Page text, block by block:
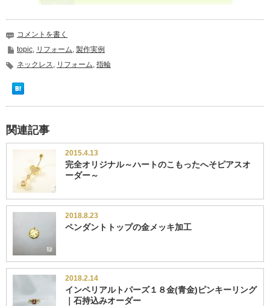
コメントを書く
topic リフォーム 製作実例
ネックレス
リフォーム 指輪
関連記事
2015.4.13
完全オリジナル～ハートのこもったへそピアスオ
ーダー～
2018.8.23
ペンダントトップの金メッキ加工
2018.2.14
インペリアルトパーズ１８金(青金)ピンキーリング
｜石持込みオーダー